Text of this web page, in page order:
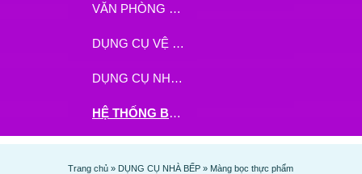
VĂN PHÒNG PHẨM
DỤNG CỤ VỆ SINH
DỤNG CỤ NHÀ BẾP
HỆ THỐNG BHX - TGDĐ ĐẶT HÀNG TẠI ĐÂY
Trang chủ » DỤNG CỤ NHÀ BẾP » Màng bọc thực phẩm